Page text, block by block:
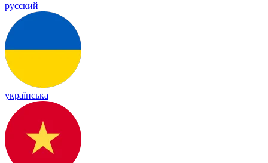
русский
українська